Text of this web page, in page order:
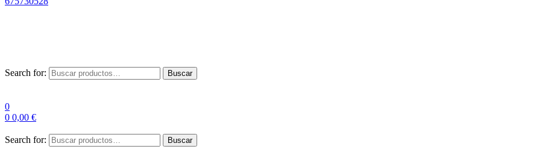
Search for: Buscar
0
0 0,00 €
Search for: Buscar